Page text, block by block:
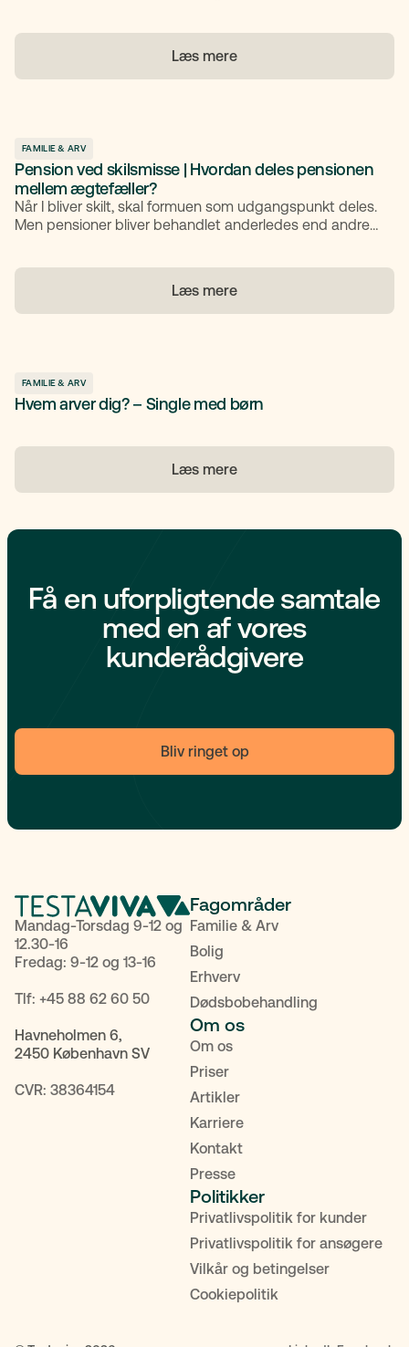
Læs mere
FAMILIE & ARV
Pension ved skilsmisse | Hvordan deles pensionen
mellem ægtefæller?
Når I bliver skilt, skal formuen som udgangspunkt deles.
Men pensioner bliver behandlet anderledes end andre
pension deles ved skilsmisse, og hvordan du kan sikre
dig gennem en pensionsægtepagt.
Læs mere
FAMILIE & ARV
Hvem arver dig? – Single med børn
Læs mere
Få en uforpligtende samtale
med en af vores
kunderådgivere
Bliv ringet op
Mandag-Torsdag 9-12 og
12.30-16
Fredag: 9-12 og 13-16
Tlf: +45 88 62 60 50
Havneholmen 6,
2450 København SV
CVR: 38364154
Fagområder
Familie & Arv
Bolig
Erhverv
Dødsbobehandling
Om os
Om os
Priser
Artikler
Karriere
Kontakt
Presse
Politikker
Privatlivspolitik for kunder
Privatlivspolitik for ansøgere
Vilkår og betingelser
Cookiepolitik
POPULÆRE SØGNINGER
Fremtidsfuldmagt Bolighandel
MitID Kontakt